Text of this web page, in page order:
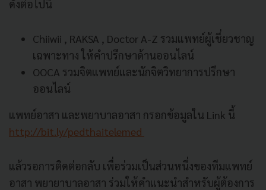
ดังต่อไปนี้
Chiiwii , RAKSA , Doctor A-Z รวมแพทย์ผู้เชี่ยวชาญ
เฉพาะทาง ให้คำปรึกษาด้านออนไลน์
OOCA รวมจิตแพทย์และนักจิตวิทยาการปรึกษา
ออนไลน์
แพทย์อาสา และพยาบาลอาสา กรอกข้อมูลใน Link นี้
http://bit.ly/pedthaitelemed
แล้วรอการติดต่อกลับ เพื่อร่วมเป็นส่วนหนึ่งของทีมแพทย์
อาสา พยายาบาลอาสา ร่วมให้คำแนะนำสำหรับผู้ต้องการ